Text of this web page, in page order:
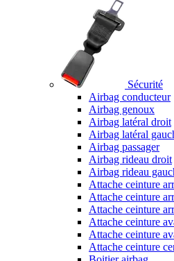
Sécurité
Airbag conducteur
Airbag genoux
Airbag latéral droit
Airbag latéral
Airbag passager
Airbag rideau droit
Airbag rideau
Attache ceinture
Attache ceinture
Attache ceinture
Attache ceinture
Attache ceinture
Attache ceinture